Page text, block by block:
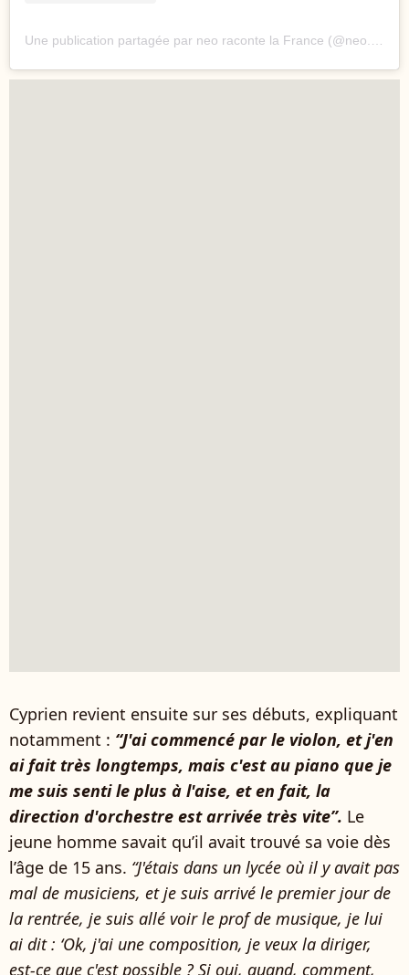
Cyprien revient ensuite sur ses débuts, expliquant
notamment : “J'ai commencé par le violon, et j'en
ai fait très longtemps, mais c'est au piano que je
me suis senti le plus à l'aise, et en fait, la
direction d'orchestre est arrivée très vite”. Le
jeune homme savait qu’il avait trouvé sa voie dès
l’âge de 15 ans. “J'étais dans un lycée où il y avait pas
mal de musiciens, et je suis arrivé le premier jour de
la rentrée, je suis allé voir le prof de musique, je lui
ai dit : ‘Ok, j'ai une composition, je veux la diriger,
est-ce que c'est possible ? Si oui, quand, comment,